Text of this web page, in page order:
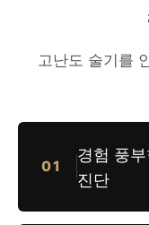
고난도 술기를
01
경험 풍
진단